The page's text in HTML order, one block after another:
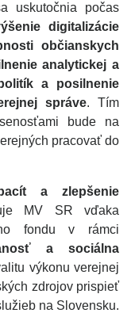
uskutočnia počas
digitalizácie
občianskych
analytickej a
a posilnenie
správe. Tím
bude na
pracovať do
a zlepšenie
MV SR vďaka
fondu v rámci
a sociálna
výkonu verejnej
zdrojov prispieť
na Slovensku.